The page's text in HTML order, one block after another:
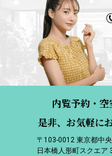
内覧予約・
是非、お気軽に
〒103-0012 東京都中
日本橋人形町スクエア